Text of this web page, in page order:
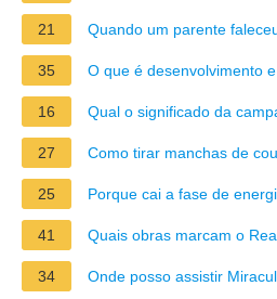
21 Quando um parente
35 O que é desenvolvimento
16 Qual o significado da
27 Como tirar manchas de
25 Porque cai a fase de
41 Quais obras marcam o
34 Onde posso assistir